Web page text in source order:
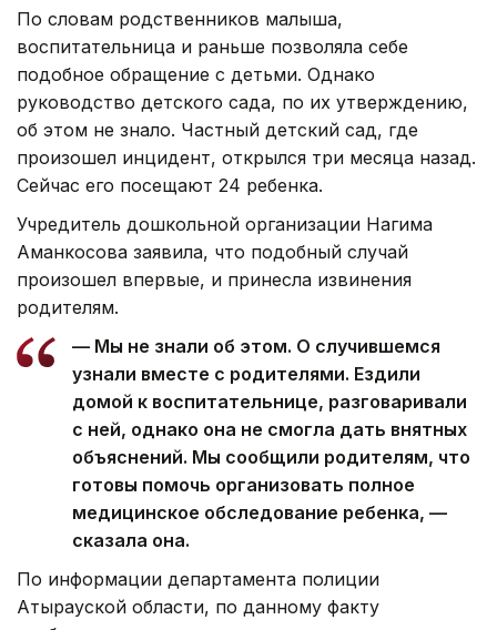
По словам родственников малыша,
воспитательница и раньше позволяла себе
подобное обращение с детьми. Однако
руководство детского сада, по их утверждению,
об этом не знало. Частный детский сад, где
произошел инцидент, открылся три месяца назад.
Сейчас его посещают 24 ребенка.
Учредитель дошкольной организации Нагима
Аманкосова заявила, что подобный случай
произошел впервые, и принесла извинения
родителям.
— Мы не знали об этом. О случившемся
узнали вместе с родителями. Ездили
домой к воспитательнице, разговаривали
с ней, однако она не смогла дать внятных
объяснений. Мы сообщили родителям, что
готовы помочь организовать полное
медицинское обследование ребенка, —
сказала она.
По информации департамента полиции
Атырауской области, по данному факту